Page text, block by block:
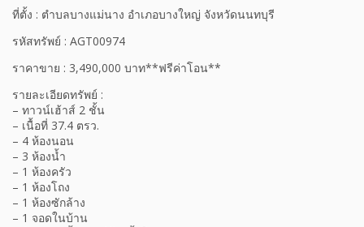
ที่ตั้ง : ตำบลบางแม่นาง อำเภอบางใหญ่ จังหวัดนนทบุรี
รหัสทรัพย์ : AGT00974
ราคาขาย : 3,490,000 บาท**ฟรีค่าโอน**
รายละเอียดทรัพย์ :
– ทาวน์เฮ้าส์ 2 ชั้น
– เนื้อที่ 37.4 ตรว.
– 4 ห้องนอน
– 3 ห้องน้ำ
– 1 ห้องครัว
– 1 ห้องโถง
– 1 ห้องซักล้าง
– 1 จอดในบ้าน